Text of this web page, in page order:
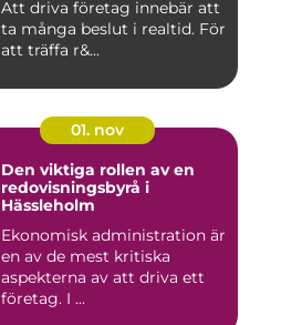
Att driva företag innebär att
ta många beslut i realtid. För
att träffa r&...
01. nov
Den viktiga rollen av en
redovisningsbyrå i
Hässleholm
Ekonomisk administration är
en av de mest kritiska
aspekterna av att driva ett
företag. I ...